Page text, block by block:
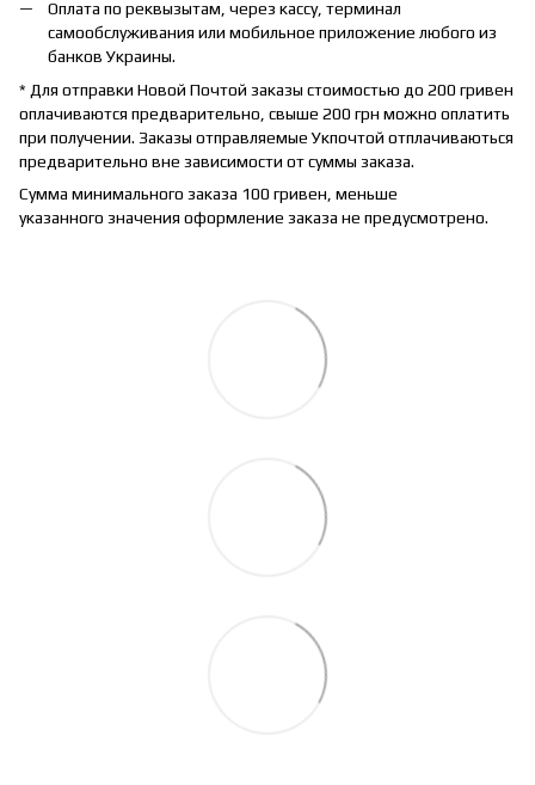
Оплата по реквызытам, через кассу, терминал
самообслуживания или мобильное приложение любого из
банков Украины.
* Для отправки Новой Почтой заказы стоимостью до 200 гривен
оплачиваются предварительно, свыше 200 грн можно оплатить
при получении. Заказы отправляемые Укпочтой отплачиваються
предварительно вне зависимости от суммы заказа.
Сумма минимального заказа 100 гривен, меньше
указанного значения оформление заказа не предусмотрено.